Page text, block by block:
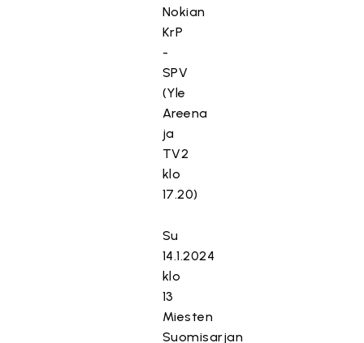
Nokian
KrP
-
SPV
(Yle
Areena
ja
TV2
klo
17.20)
Su
14.1.2024
klo
13
Miesten
Suomisarjan